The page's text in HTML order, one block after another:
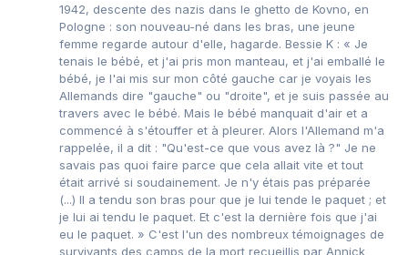
1942, descente des nazis dans le ghetto de Kovno, en
Pologne : son nouveau-né dans les bras, une jeune
femme regarde autour d'elle, hagarde. Bessie K : « Je
tenais le bébé, et j'ai pris mon manteau, et j'ai emballé le
bébé, je l'ai mis sur mon côté gauche car je voyais les
Allemands dire "gauche" ou "droite", et je suis passée au
travers avec le bébé. Mais le bébé manquait d'air et a
commencé à s'étouffer et à pleurer. Alors l'Allemand m'a
rappelée, il a dit : "Qu'est-ce que vous avez là ?" Je ne
savais pas quoi faire parce que cela allait vite et tout
était arrivé si soudainement. Je n'y étais pas préparée
(...) Il a tendu son bras pour que je lui tende le paquet ; et
je lui ai tendu le paquet. Et c'est la dernière fois que j'ai
eu le paquet. » C'est l'un des nombreux témoignages de
survivants des camps de la mort recueillis par Annick